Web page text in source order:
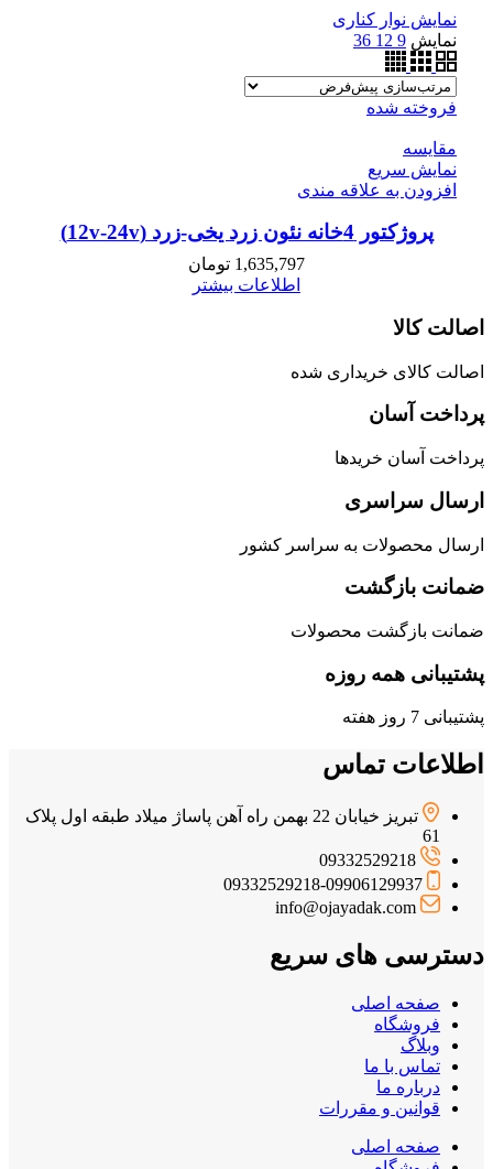
نمایش نوار کناری
نمایش 9
12
36
فروخته شده
مقايسه
نمایش سریع
افزودن به علاقه مندی
پروژکتور 4خانه نئون زرد یخی-زرد (12v-24v)
1,635,797 تومان
اطلاعات بیشتر
اصالت کالا
اصالت کالای خریداری شده
پرداخت آسان
پرداخت آسان خریدها
ارسال سراسری
ارسال محصولات به سراسر کشور
ضمانت بازگشت
ضمانت بازگشت محصولات
پشتیبانی همه روزه
پشتیبانی 7 روز هفته
اطلاعات تماس
تبریز خیابان 22 بهمن راه آهن پاساژ میلاد طبقه اول پلاک
61
09332529218
09332529218-09906129937
info@ojayadak.com
دسترسی های سریع
صفحه اصلی
فروشگاه
وبلاگ
تماس با ما
درباره ما
قوانین و مقررات
صفحه اصلی